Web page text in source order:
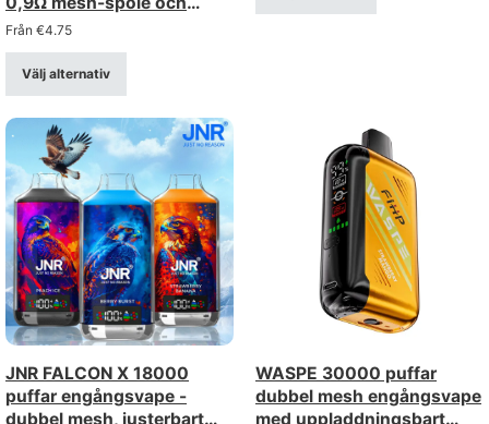
effektdisplay
Från €4.75
Välj alternativ
JNR FALCON X 18000
puffar engångsvape -
dubbel mesh, justerbart
WASPE 30000 puffar
dubbel mesh engångsvape
med uppladdningsbart